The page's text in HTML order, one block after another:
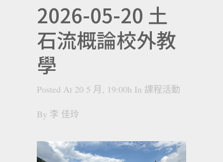
2026-05-20 土
石流概論校外教
學
Posted At 20 5 月, 19:00h In 課程活動
By 李 佳玲